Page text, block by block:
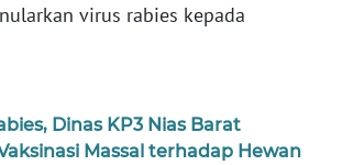
virus rabies kepada
Dinas KP3 Nias Barat
Massal terhadap Hewan